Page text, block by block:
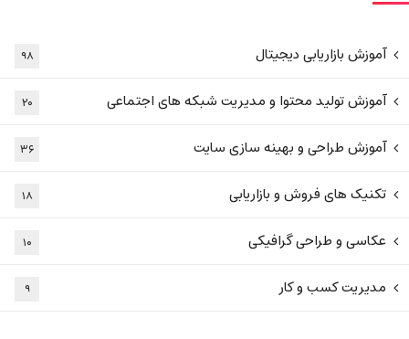
آموزش بازاریابی دیجیتال ۹۸
آموزش تولید محتوا و مدیریت شبکه های اجتماعی ۲۰
آموزش طراحی و بهینه سازی سایت ۳۶
تکنیک های فروش و بازاریابی ۱۸
عکاسی و طراحی گرافیکی ۱۰
مدیریت کسب و کار ۹